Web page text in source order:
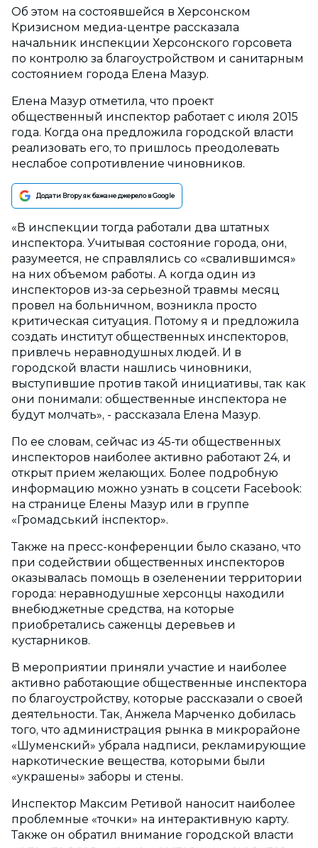
Об этом на состоявшейся в Херсонском
Кризисном медиа-центре рассказала
начальник инспекции Херсонского горсовета
по контролю за благоустройством и санитарным
состоянием города Елена Мазур.
Елена Мазур отметила, что проект
общественный инспектор работает с июля 2015
года. Когда она предложила городской власти
реализовать его, то пришлось преодолевать
неслабое сопротивление чиновников.
Додати Вгору як бажане джерело в Google
«В инспекции тогда работали два штатных
инспектора. Учитывая состояние города, они,
разумеется, не справлялись со «свалившимся»
на них объемом работы. А когда один из
инспекторов из-за серьезной травмы месяц
провел на больничном, возникла просто
критическая ситуация. Потому я и предложила
создать институт общественных инспекторов,
привлечь неравнодушных людей. И в
городской власти нашлись чиновники,
выступившие против такой инициативы, так как
они понимали: общественные инспектора не
будут молчать», - рассказала Елена Мазур.
По ее словам, сейчас из 45-ти общественных
инспекторов наиболее активно работают 24, и
открыт прием желающих. Более подробную
информацию можно узнать в соцсети Facebook:
на странице Елены Мазур или в группе
«Громадський інспектор».
Также на пресс-конференции было сказано, что
при содействии общественных инспекторов
оказывалась помощь в озеленении территории
города: неравнодушные херсонцы находили
внебюджетные средства, на которые
приобретались саженцы деревьев и
кустарников.
В мероприятии приняли участие и наиболее
активно работающие общественные инспектора
по благоустройству, которые рассказали о своей
деятельности. Так, Анжела Марченко добилась
того, что администрация рынка в микрорайоне
«Шуменский» убрала надписи, рекламирующие
наркотические вещества, которыми были
«украшены» заборы и стены.
Инспектор Максим Ретивой наносит наиболее
проблемные «точки» на интерактивную карту.
Также он обратил внимание городской власти